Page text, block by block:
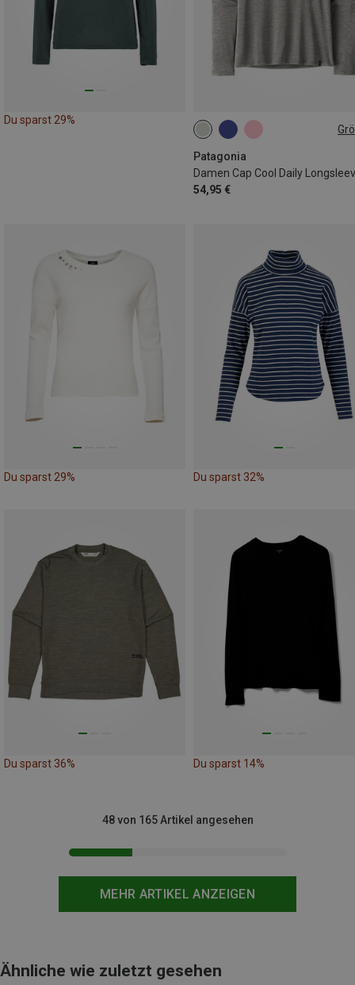
Du sparst 29%
Patagonia
Damen Cap Cool Daily
54,95 €
XS S
Du sparst 29% Du sparst 32%
Du sparst 36% Du sparst 14%
MEHR ARTIKEL ANZEIGEN
48 von 165 Artikel angesehen
Ähnliche wie zuletzt gesehen